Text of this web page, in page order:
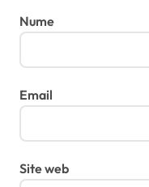
Nume
Email
Site web